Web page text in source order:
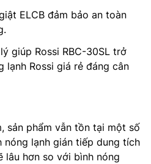
ELCB đảm bảo an toàn
giúp Rossi RBC-30SL trở
lạnh Rossi giá rẻ đáng cân
sản phẩm vẫn tồn tại một số
nóng lạnh gián tiếp dung tích
lâu hơn so với bình nóng